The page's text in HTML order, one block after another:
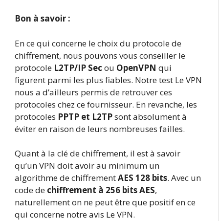
Bon à savoir :
En ce qui concerne le choix du protocole de
chiffrement, nous pouvons vous conseiller le
protocole L2TP/IP Sec ou OpenVPN qui
figurent parmi les plus fiables. Notre test Le VPN
nous a d’ailleurs permis de retrouver ces
protocoles chez ce fournisseur. En revanche, les
protocoles PPTP et L2TPsont absolument à
éviter en raison de leurs nombreuses failles.
Quant à la clé de chiffrement, il est à savoir
qu’un VPN doit avoir au minimum un
algorithme de chiffrementAES 128 bits. Avec un
code de chiffrement à 256 bits AES,
naturellement on ne peut être que positif en ce
qui concerne notre avis Le VPN.